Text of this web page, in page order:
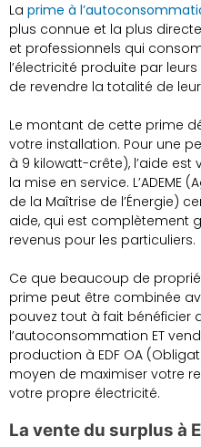
La prime à
plus connue et la plus
et professionnels qui
l’électricité produite par
de revendre la totalité de
Le montant de cette prime
votre installation. Pour une
à 9 kilowatt-crête), l’aide est
la mise en service. L’ADEME
de la Maîtrise de l’Énergie)
aide, qui est complètement
revenus pour les particuliers.
Ce que beaucoup de
prime peut être combinée
pouvez tout à fait bénéficier
l’autoconsommation ET
production à EDF OA
moyen de maximiser votre
votre propre électricité.
La vente du surplus à